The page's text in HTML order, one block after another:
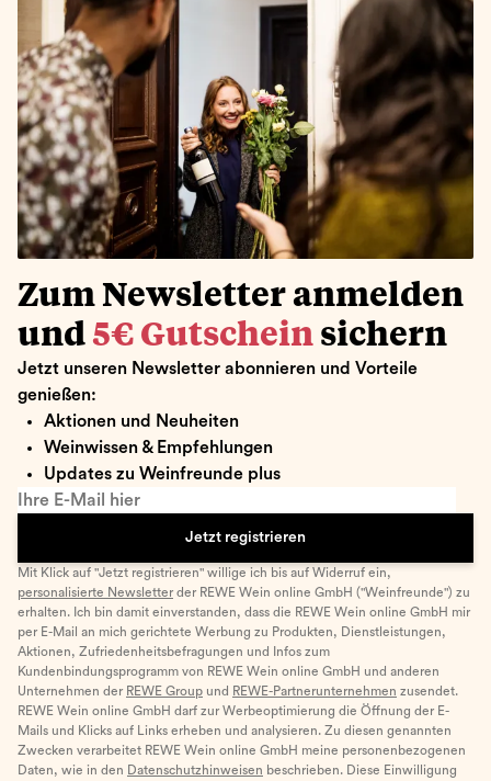
Zum Newsletter anmelden
und 5€ Gutschein sichern
Jetzt unseren Newsletter abonnieren und Vorteile
genießen:
Aktionen und Neuheiten
Weinwissen & Empfehlungen
Updates zu Weinfreunde plus
Ihre E-Mail hier
Jetzt registrieren
Mit Klick auf "Jetzt registrieren" willige ich bis auf Widerruf ein,
personalisierte Newsletter der REWE Wein online GmbH ("Weinfreunde") zu
erhalten. Ich bin damit einverstanden, dass die REWE Wein online GmbH mir
per E-Mail an mich gerichtete Werbung zu Produkten, Dienstleistungen,
Aktionen, Zufriedenheitsbefragungen und Infos zum
Kundenbindungsprogramm von REWE Wein online GmbH und anderen
Unternehmen der REWE Group und REWE-Partnerunternehmen zusendet.
REWE Wein online GmbH darf zur Werbeoptimierung die Öffnung der E-
Mails und Klicks auf Links erheben und analysieren. Zu diesen genannten
Zwecken verarbeitet REWE Wein online GmbH meine personenbezogenen
Daten, wie in den Datenschutzhinweisen beschrieben. Diese Einwilligung